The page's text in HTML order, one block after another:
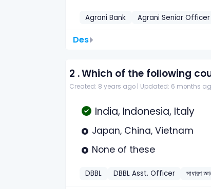
Agrani Bank Agrani Senior Officer
Des
2 .Which of the following
Created: 8 years ago | Updated: 6 months
India, Indonesia, Italy
Japan, China, Vietnam
None of these
DBBL DBBL Asst. Officer সাধারণ